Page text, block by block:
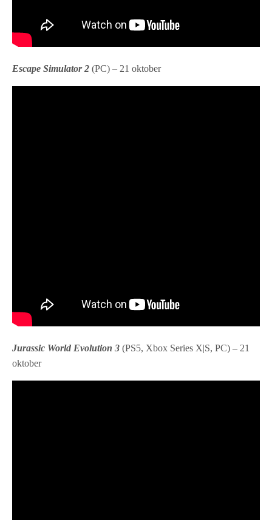
Escape Simulator 2 (PC) – 21 oktober
Jurassic World Evolution 3 (PS5, Xbox Series X|S, PC) – 21
oktober